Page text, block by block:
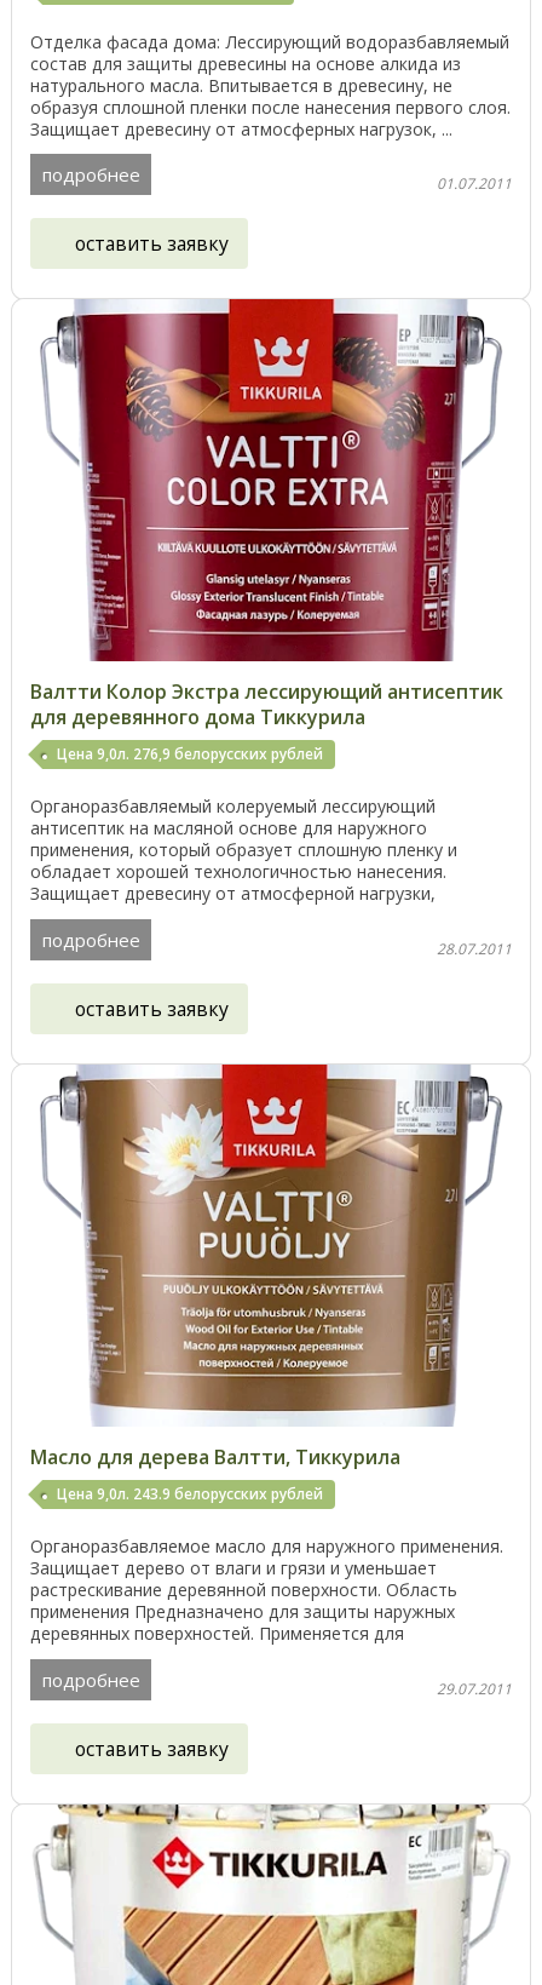
Отделка фасада дома: Лессирующий водоразбавляемый
состав для защиты древесины на основе алкида из
натурального масла. Впитывается в древесину, не
образуя сплошной пленки после нанесения первого слоя.
Защищает древесину от атмосферных нагрузок, ...
подробнее 01.07.2011
оставить заявку
Валтти Колор Экстра лессирующий антисептик
для деревянного дома Тиккурила
Цена 9,0л. 276,9 белорусских рублей
Органоразбавляемый колеруемый лессирующий
антисептик на масляной основе для наружного
применения, который образует сплошную пленку и
обладает хорошей технологичностью нанесения.
Защищает древесину от атмосферной нагрузки,
замедляя воздействие влаги ...
подробнее 28.07.2011
оставить заявку
Масло для дерева Валтти, Тиккурила
Цена 9,0л. 243.9 белорусских рублей
Органоразбавляемое масло для наружного применения.
Защищает дерево от влаги и грязи и уменьшает
растрескивание деревянной поверхности. Область
применения Предназначено для защиты наружных
деревянных поверхностей. Применяется для
пропитанной (под ...
подробнее 29.07.2011
оставить заявку